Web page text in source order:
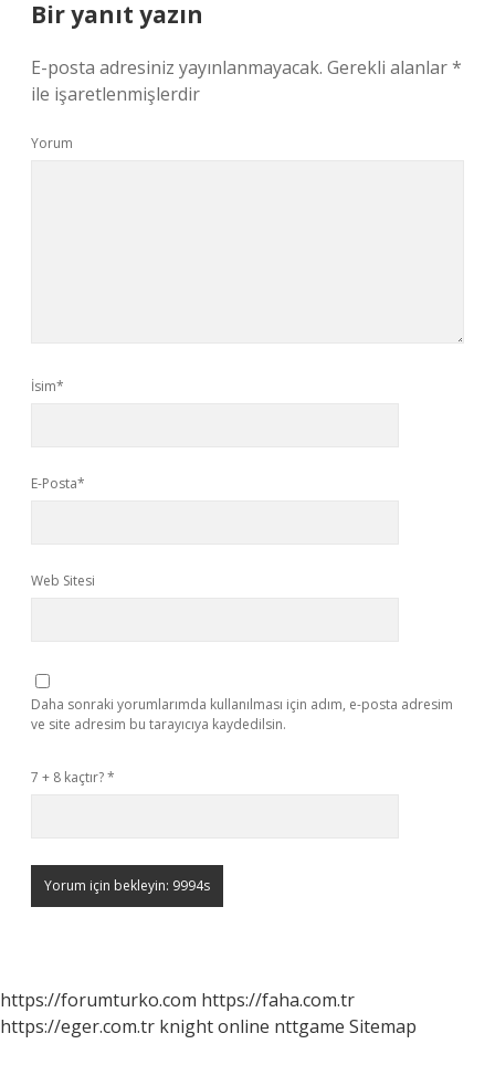
Bir yanıt yazın
E-posta adresiniz yayınlanmayacak. Gerekli alanlar*
ile işaretlenmişlerdir
Yorum
İsim*
E-Posta*
Web Sitesi
Daha sonraki yorumlarımda kullanılması için adım, e-posta adresim
ve site adresim bu tarayıcıya kaydedilsin.
7 + 8 kaçtır?*
https://forumturko.com https://faha.com.tr
https://eger.com.tr knight online nttgame Sitemap